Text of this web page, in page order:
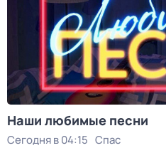
Наши любимые песни
Сегодня в 04:15 Спас